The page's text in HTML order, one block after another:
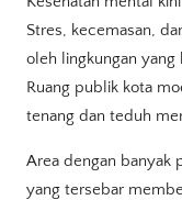
Stres, kecemasan,
oleh lingkungan yang
Ruang publik kota
tenang dan teduh
Area dengan banyak
yang tersebar